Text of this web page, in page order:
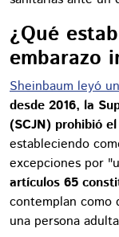
¿Qué
embarazo
Sheinbaum leyó
desde 2016, la
(SCJN) prohibió
estableciendo
excepciones por
artículos 65
contemplan como
una persona